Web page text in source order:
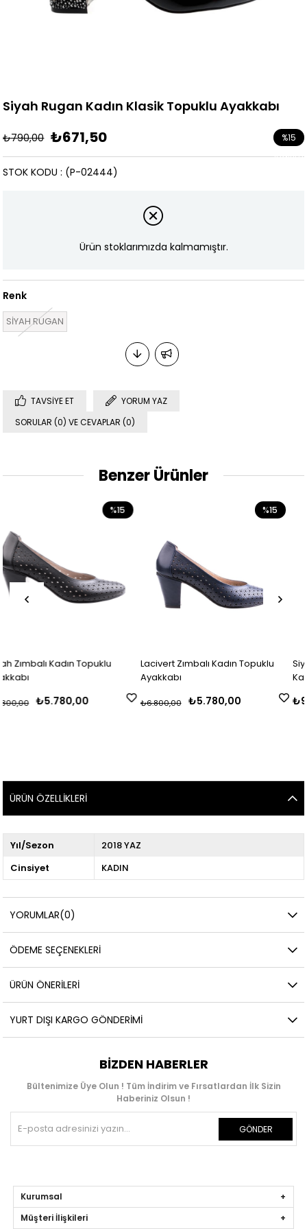
Siyah Rugan Kadın Klasik Topuklu Ayakkabı
₺790,00 ₺671,50 %15
İndirim
(P-02444)
STOK KODU
Ürün stoklarımızda kalmamıştır.
Renk
SİYAH RUGAN
TAVSIYE ET
YORUM YAZ
SORULAR (0) VE CEVAPLAR (0)
Benzer Ürünler
Topuklu
Lacivert Zımbalı Kadın Topuklu
₺5.780,00
₺6.800,00
Siyah Rugan Lazerli
Kadın Topuklu
₺9.500,00
ÜRÜN ÖZELLIKLERI
Yıl/Sezon
2018 YAZ
Cinsiyet
KADIN
YORUMLAR(0)
ÖDEME SEÇENEKLERI
ÜRÜN ÖNERILERI
YURT DIŞI KARGO GÖNDERIMI
BIZDEN HABERLER
Bültenimize Üye Olun ! Tüm İndirim ve Fırsatlardan İlk Sizin
Haberiniz Olsun !
GÖNDER
Kurumsal
Müşteri İlişkileri